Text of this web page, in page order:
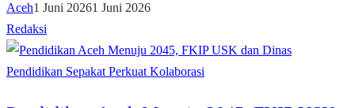
Aceh1 Juni 20261 Juni 2026
Redaksi